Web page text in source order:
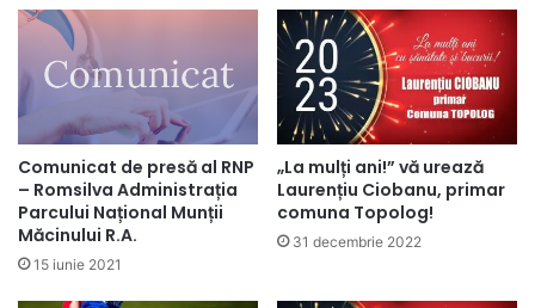
Comunicat de presă al RNP
– Romsilva Administrația
Parcului Național Munții
Măcinului R.A.
15 iunie 2021
„La mulți ani!” vă urează
Laurențiu Ciobanu, primar
comuna Topolog!
31 decembrie 2022